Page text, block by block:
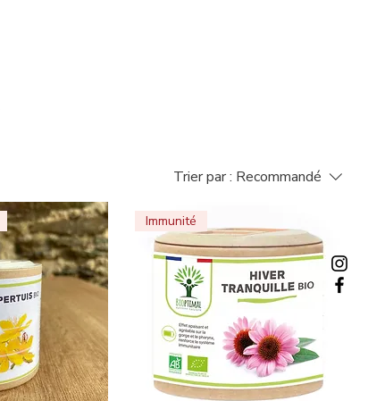
Trier par : Recommandé
Immunité